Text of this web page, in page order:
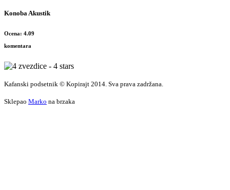
Konoba Akustik
Ocena: 4.09
komentara
Kafanski podsetnik © Kopirajt 2014. Sva prava zadržana.
Sklepao Marko na brzaka